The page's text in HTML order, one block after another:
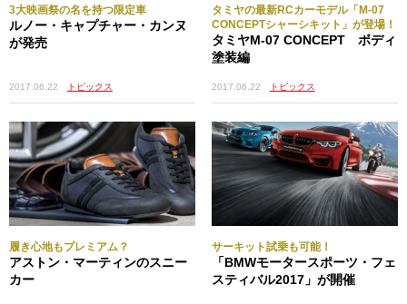
いようやや斜めにしながらステアリングサーボをセット。
先ほど置いたA6部品とともに３mmワッシャーを通した３
×20mmビス２本で仮止めしておく。次に後ろ側の隙間から
ワッシャーを通した３×20mmビス２本でこちらも仮止め。
るスピードコントローラーの取り付け作業がやりづらくな
るので、サーボが少し浮かせられる状態にしておく。
アンテナポスト（B10部品）、スイッチを固定するための
トレー（B6部品）、３×105mm両ネジシャフトと５mmアジ
ャスターで作ったステアリングタイロッドもここで取り付
けておこう。
3大映画祭の名を持つ限定車
ルノー・キャプチャー・カンヌ
が発売
2017.06.22 トピックス
タミヤの最新RCカーモデル「M-07
CONCEPTシャーシキット」が登場！
タミヤM-07 CONCEPT ボディ
塗装編
2017.06.22 トピックス
履き心地もプレミアム？
アストン・マーティンのスニー
カー
サーキット試乗も可能！
「BMWモータースポーツ・フェ
スティバル2017」が開催